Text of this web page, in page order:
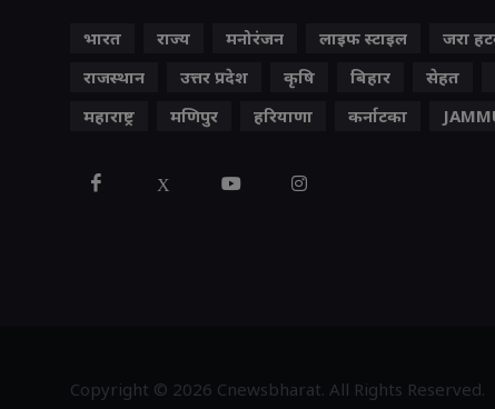
भारत राज्य मनोरंजन लाइफ स्‍टाइल जरा
राजस्थान
उत्तर प्रदेश कृषि बिहार सेहत
महाराष्ट्र
मणिपुर हरियाणा कर्नाटका
X
Copyright © 2026 Cnewsbharat. All Rights Reserved.